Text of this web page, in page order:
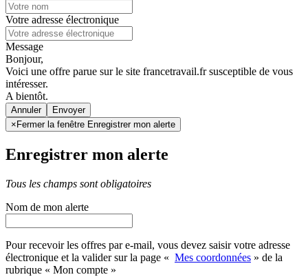
Votre adresse électronique
Message
Bonjour,
Voici une offre parue sur le site francetravail.fr susceptible de vous
intéresser.
A bientôt.
Annuler
× Fermer la fenêtre Enregistrer mon alerte
Enregistrer mon alerte
Tous les champs sont obligatoires
Nom de mon alerte
Pour recevoir les offres par e-mail, vous devez saisir votre adresse
électronique et la valider sur la page « Mes coordonnées » de la
rubrique « Mon compte »